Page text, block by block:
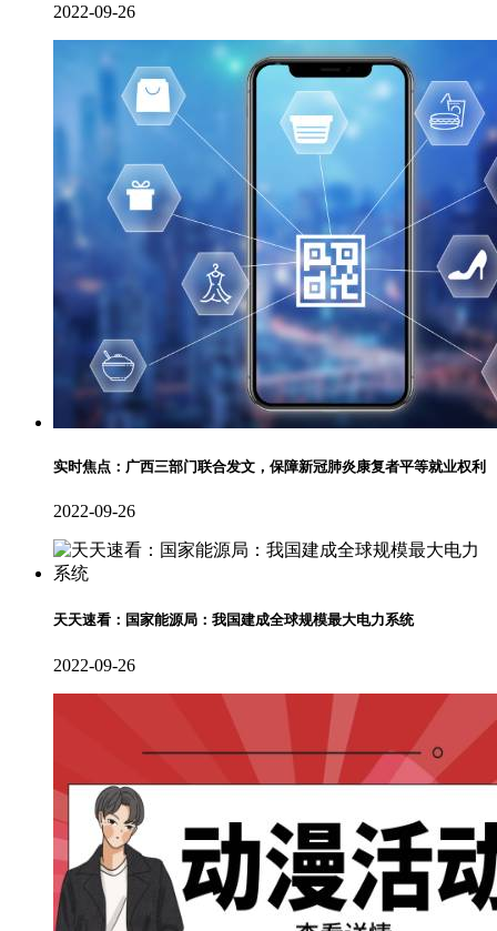
2022-09-26
实时焦点：广西三部门联合发文，保障新冠肺炎康复者平等就业权利
2022-09-26
天天速看：国家能源局：我国建成全球规模最大电力系统
2022-09-26